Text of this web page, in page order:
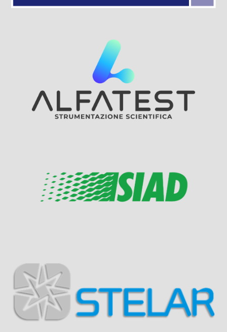
Visit Sponsor Page
Visit Sponsor Page
Visit Sponsor Page